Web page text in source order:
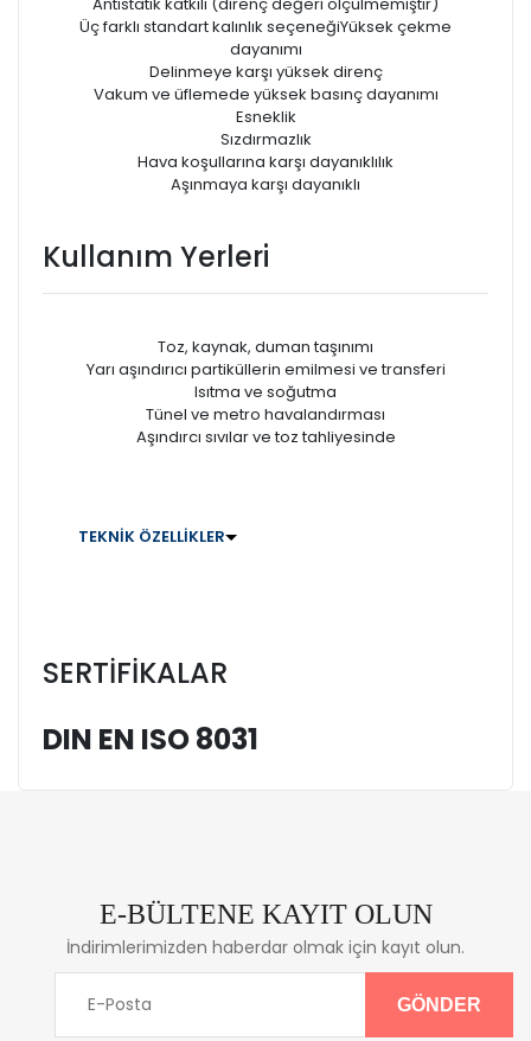
Üç farklı standart kalınlık seçeneğiYüksek çekme
dayanımı
Delinmeye karşı yüksek direnç
Vakum ve üfIemede yüksek basınç dayanımı
Esneklik
Sızdırmazlık
Hava koşullarına karşı dayanıklılık
Aşınmaya karşı dayanıklı
Kullanım Yerleri
Toz, kaynak, duman taşınımı
Yarı aşındırıcı partiküllerin emilmesi ve transferi
Isıtma ve soğutma
Tünel ve metro havalandırması
Aşındırcı sıvılar ve toz tahliyesinde
TEKNİK ÖZELLİKLER
SERTİFİKALAR
DIN EN ISO 8031
E-BÜLTENE KAYIT OLUN
İndirimlerimizden haberdar olmak için kayıt olun.